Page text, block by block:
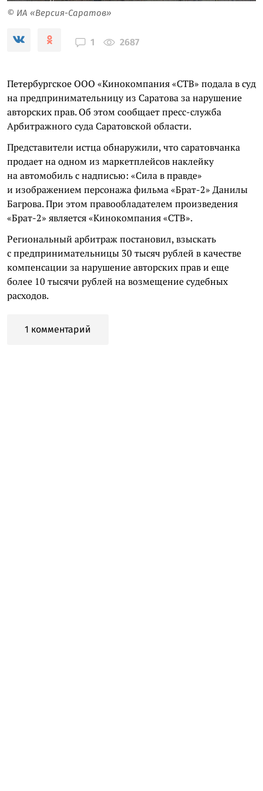
© ИА «Версия-Саратов»
1 2687
Петербургское ООО «Кинокомпания «СТВ» подала в суд
на предпринимательницу из Саратова за нарушение
авторских прав. Об этом сообщает пресс-служба
Арбитражного суда Саратовской области.
Представители истца обнаружили, что саратовчанка
продает на одном из маркетплейсов наклейку
на автомобиль с надписью: «Сила в правде»
и изображением персонажа фильма «Брат-2» Данилы
Багрова. При этом правообладателем произведения
«Брат-2» является «Кинокомпания «СТВ».
Региональный арбитраж постановил, взыскать
с предпринимательницы 30 тысяч рублей в качестве
компенсации за нарушение авторских прав и еще
более 10 тысячи рублей на возмещение судебных
расходов.
1 комментарий